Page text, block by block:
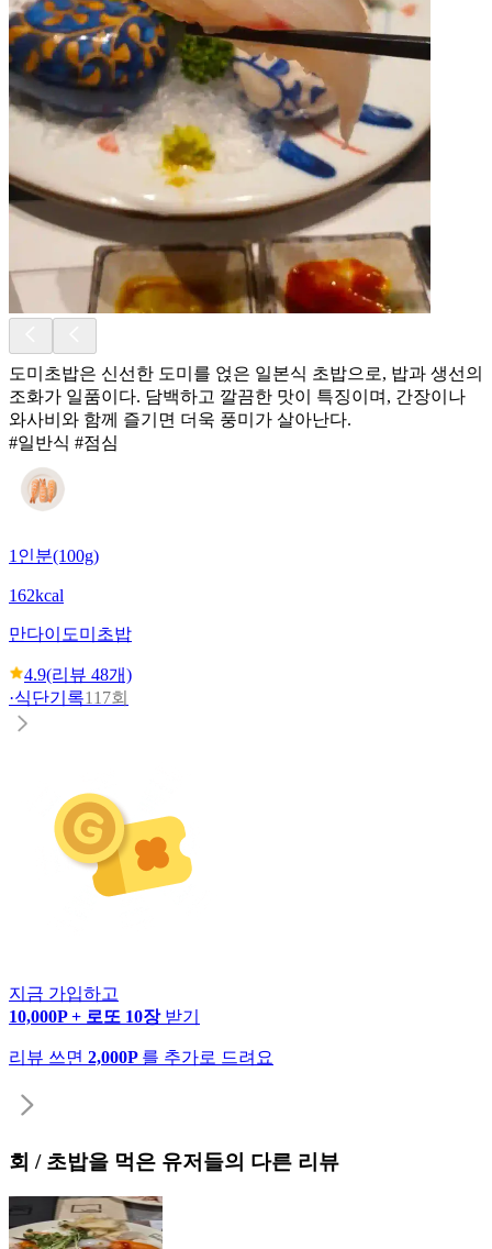
도미초밥은 신선한 도미를 얹은 일본식 초밥으로, 밥과 생선의
조화가 일품이다. 담백하고 깔끔한 맛이 특징이며, 간장이나
와사비와 함께 즐기면 더욱 풍미가 살아난다.
#일반식 #점심
1인분(100g)
162kcal
만다이 도미초밥
4.9(리뷰 48개)
·식단기록117회
지금 가입하고
10,000P + 로또 10장 받기
리뷰 쓰면 2,000P 를 추가로 드려요
회 / 초밥을 먹은 유저들의 다른 리뷰